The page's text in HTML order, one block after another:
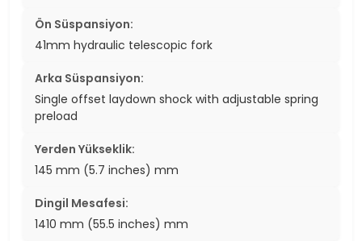
Ön Süspansiyon:
41mm hydraulic telescopic fork
Arka Süspansiyon:
Single offset laydown shock with adjustable spring
preload
Yerden Yükseklik:
145 mm (5.7 inches) mm
Dingil Mesafesi:
1410 mm (55.5 inches) mm